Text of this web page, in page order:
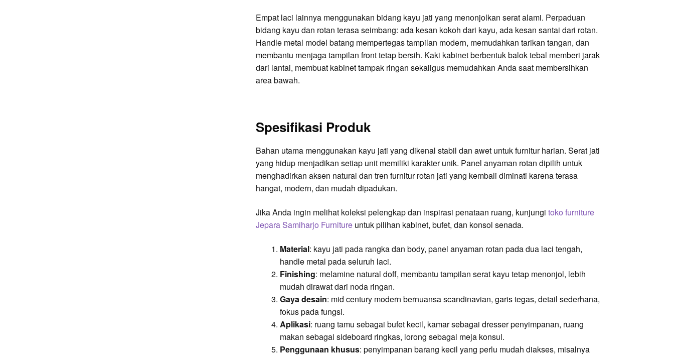
Empat laci lainnya menggunakan bidang kayu jati yang menonjolkan serat alami. Perpaduan
bidang kayu dan rotan terasa seimbang: ada kesan kokoh dari kayu, ada kesan santai dari rotan.
Handle metal model batang mempertegas tampilan modern, memudahkan tarikan tangan, dan
membantu menjaga tampilan front tetap bersih. Kaki kabinet berbentuk balok tebal memberi jarak
dari lantai, membuat kabinet tampak ringan sekaligus memudahkan Anda saat membersihkan
area bawah.
Spesifikasi Produk
Bahan utama menggunakan kayu jati yang dikenal stabil dan awet untuk furnitur harian. Serat jati
yang hidup menjadikan setiap unit memiliki karakter unik. Panel anyaman rotan dipilih untuk
menghadirkan aksen natural dan tren furnitur rotan jati yang kembali diminati karena terasa
hangat, modern, dan mudah dipadukan.
Jika Anda ingin melihat koleksi pelengkap dan inspirasi penataan ruang, kunjungitoko furniture
Jepara Samiharjo Furniture untuk pilihan kabinet, bufet, dan konsol senada.
Material: kayu jati pada rangka dan body, panel anyaman rotan pada dua laci tengah,
handle metal pada seluruh laci.
Finishing: melamine natural doff, membantu tampilan serat kayu tetap menonjol, lebih
mudah dirawat dari noda ringan.
Gaya desain: mid century modern bernuansa scandinavian, garis tegas, detail sederhana,
fokus pada fungsi.
Aplikasi: ruang tamu sebagai bufet kecil, kamar sebagai dresser penyimpanan, ruang
makan sebagai sideboard ringkas, lorong sebagai meja konsul.
Penggunaan khusus: penyimpanan barang kecil yang perlu mudah diakses, misalnya